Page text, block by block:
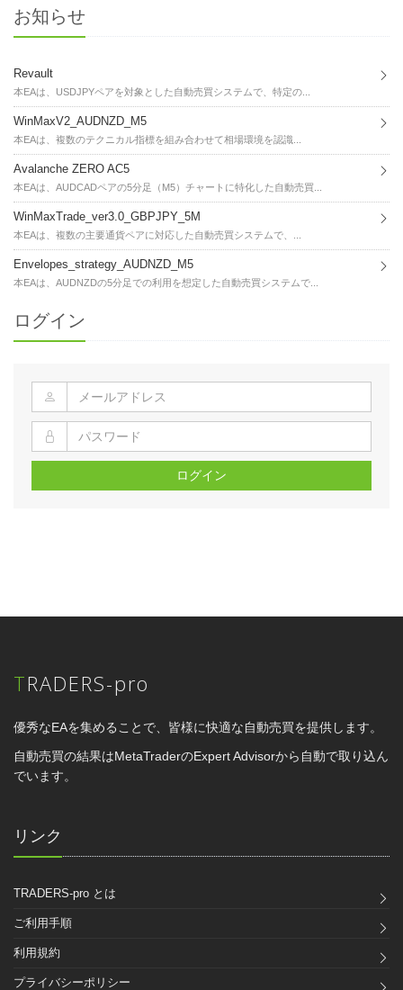
お知らせ
Revault
本EAは、USDJPYペアを対象とした自動売買システムで、特定の...
WinMaxV2_AUDNZD_M5
本EAは、複数のテクニカル指標を組み合わせて相場環境を認識...
Avalanche ZERO AC5
本EAは、AUDCADペアの5分足（M5）チャートに特化した自動売買...
WinMaxTrade_ver3.0_GBPJPY_5M
本EAは、複数の主要通貨ペアに対応した自動売買システムで、...
Envelopes_strategy_AUDNZD_M5
本EAは、AUDNZDの5分足での利用を想定した自動売買システムで...
ログイン
ログイン
TRADERS-pro
優秀なEAを集めることで、皆様に快適な自動売買を提供します。
自動売買の結果はMetaTraderのExpert Advisorから自動で取り込ん
でいます。
リンク
TRADERS-pro とは
ご利用手順
利用規約
プライバシーポリシー